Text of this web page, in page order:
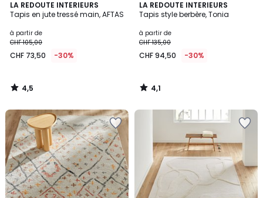
LA REDOUTE INTERIEURS
Tapis en jute tressé main, AFTAS
à partir de
CHF 105,00
CHF 73,50 -30%
4,5
/ 5
4,5
/
LA REDOUTE INTERIEURS
Tapis style berbère, Tonia
à partir de
CHF 135,00
CHF 94,50 -30%
4,1
/ 5
4,1
/